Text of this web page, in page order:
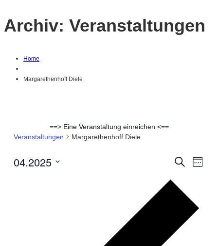
Archiv: Veranstaltungen
Home
Margarethenhoff Diele
==> Eine Veranstaltung einreichen <==
Veranstaltungen
Margarethenhoff Diele
Suche
und
Suche
Woche
04.2025